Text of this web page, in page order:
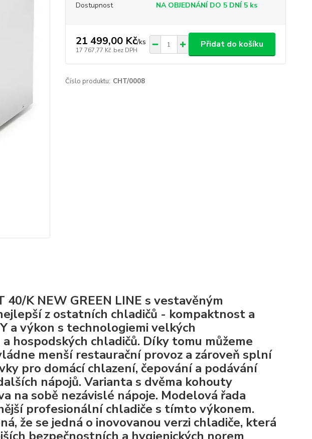
Dostupnost NA OBJEDNÁNÍ DO 5 DNÍ 5 ks
21 499,00 Kč/ks
17 767,77 Kč bez DPH
Přidat do košíku
Číslo produktu: CHT/0008
K NEW GREEN LINE s vestavěným
z ostatních chladičů - kompaktnost a
a výkon s technologiemi velkých
hospodských chladičů. Díky tomu můžeme
menší restaurační provoz a zároveň splní
pro domácí chlazení, čepování a podávání
nápojů. Varianta s dvěma kohouty
na sobě nezávislé nápoje. Modelová řada
profesionální chladiče s tímto výkonem.
že se jedná o inovovanou verzi chladiče, která